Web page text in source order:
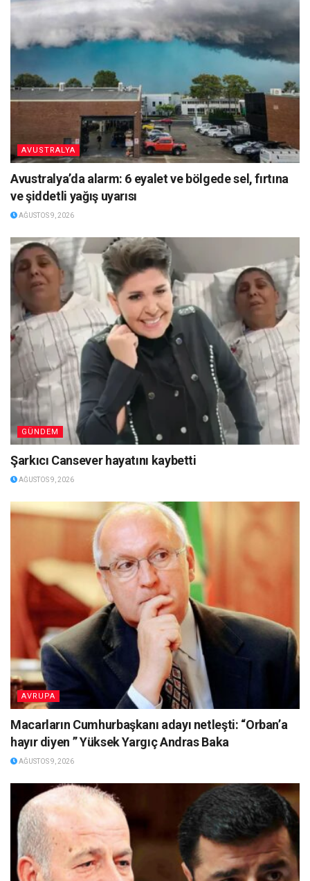
AVUSTRALYA
Avustralya’da alarm: 6 eyalet ve bölgede sel, fırtına
ve şiddetli yağış uyarısı
AĞUSTOS 9, 2026
GÜNDEM
Şarkıcı Cansever hayatını kaybetti
AĞUSTOS 9, 2026
AVRUPA
Macarların Cumhurbaşkanı adayı netleşti: “Orban’a
hayır diyen ” Yüksek Yargıç Andras Baka
AĞUSTOS 9, 2026